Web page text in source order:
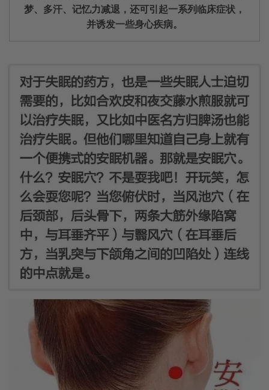
梦、多汗、记忆力减退，还可引起一系列临床症状，
并诱发一些身心疾病。